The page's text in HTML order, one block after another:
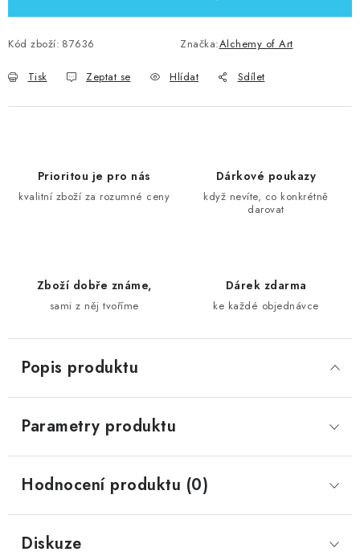
Kód zboží: 87636 Značka:Alchemy of Art
Tisk Zeptat se Hlídat Sdílet
Prioritou je pro nás
kvalitní zboží za rozumné ceny
Dárkové poukazy
když nevíte, co konkrétně
darovat
Zboží dobře známe,
sami z něj tvoříme
Dárek zdarma
ke každé objednávce
Popis produktu
Parametry produktu
Hodnocení produktu (0)
Diskuze